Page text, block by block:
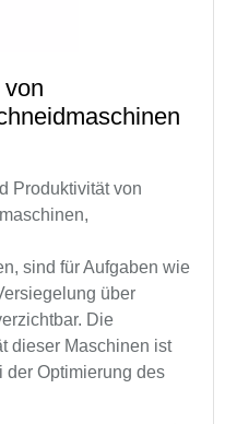
Produktivität von
sind für Aufgaben wie
über
Die
dieser Maschinen ist
der Optimierung des